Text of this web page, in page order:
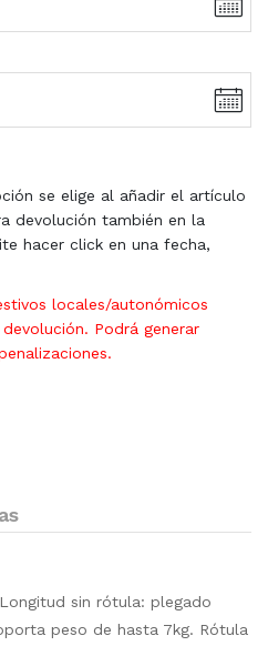
se elige al añadir el artículo
devolución también en la
hacer click en una fecha,
locales/autonómicos
Podrá generar
sin rótula: plegado
peso de hasta 7kg. Rótula